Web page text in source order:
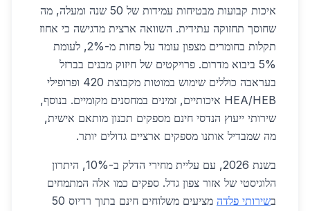
איכות קבועות מבטיחות עמידות של 50 שנה ומעלה, מה
שחוסך תחזוקה עתידית. השוואה ארצית מדגישה כי אחוז
תקלות בחומרים מצפון עומד על פחות מ-2%, לעומת
5% ביבוא מדרום. פרויקטים של חיזוק מבנים בברזל
בעראבה כוללים שימוש במוטות מקבוצת 420 ופרופילי
HEA/HEB איכותיים, זמינים במחסנים מקומיים. בנוסף,
שירותי ייעוץ הנדסי חינם מספקים תכנון מותאם אישית,
מה שמבדיל אותנו מספקים ארציים גדולים יותר.
בשנת 2026, עם עליית מחירי הדלק ב-10%, היתרון
הלוגיסטי של אזור צפון גדל. ספקים כמו אלה המתמחים
בשירותי פלדה
מציעים משלוחים חינם בתוך רדיוס 50